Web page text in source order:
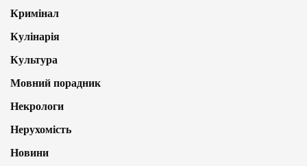
Кримінал
Кулінарія
Культура
Мовний порадник
Некрологи
Нерухомість
Новини